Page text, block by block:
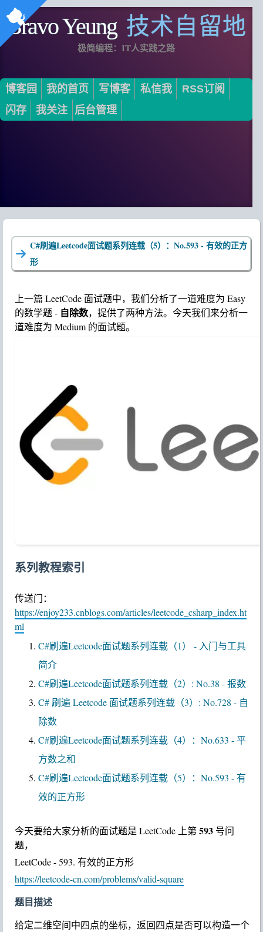
Bravo Yeung 技术自留地
极简编程：IT人实践之路
博客园 我的首页 写博客 私信我
RSS订阅
闪存
我关注 后台管理
C#刷遍Leetcode面试题系列连载（5）：No.593 - 有效的正方
形
上一篇 LeetCode 面试题中，我们分析了一道难度为 Easy
的数学题 - 自除数，提供了两种方法。今天我们来分析一
道难度为 Medium 的面试题。
系列教程索引
传送门：
https://enjoy233.cnblogs.com/articles/leetcode_csharp_index.ht
ml
C#刷遍Leetcode面试题系列连载（1） - 入门与工具
简介
C#刷遍Leetcode面试题系列连载（2）: No.38 - 报数
C# 刷遍 Leetcode 面试题系列连载（3）: No.728 - 自
除数
C#刷遍Leetcode面试题系列连载（4）：No.633 - 平
方数之和
C#刷遍Leetcode面试题系列连载（5）：No.593 - 有
效的正方形
今天要给大家分析的面试题是 LeetCode 上第593 号问
题，
LeetCode - 593. 有效的正方形
https://leetcode-cn.com/problems/valid-square
题目描述
给定二维空间中四点的坐标，返回四点是否可以构造一个